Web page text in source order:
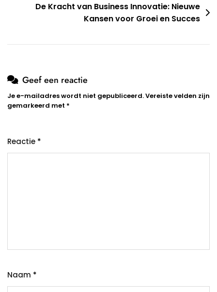
De Kracht van Business Innovatie: Nieuwe
Kansen voor Groei en Succes
Geef een reactie
Je e-mailadres wordt niet gepubliceerd.Vereiste velden zijn
gemarkeerd met *
Reactie *
Naam *